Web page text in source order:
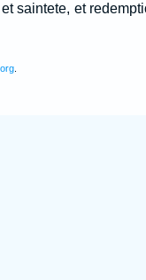
saintete, et